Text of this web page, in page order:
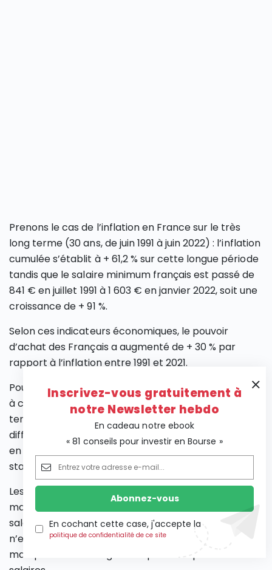
Prenons le cas de l’inflation en France sur le très
long terme (30 ans, de juin 1991 à juin 2022) : l’inflation
cumulée s’établit à + 61,2 % sur cette longue période
tandis que le salaire minimum français est passé de
841 € en juillet 1991 à 1 603 € en janvier 2022, soit une
croissance de + 91 %.
Selon ces indicateurs économiques, le pouvoir
d’achat des Français a augmenté de + 30 % par
rapport à l’inflation entre 1991 et 2021.
Pourtant, dans la réalité, le grand public a tendance
à constater une perte de pouvoir d’achat sur le long
terme, surtout depuis le passage à l’euro. Cette
différence est liée à
l’inflation perçue qui peut être
en décalage sensible avec celle calculée par les
statistiques économiques.
Les gens aiment se plaindre de la hausse des prix
mais ignorent souvent que cela signifie que les
salaires devraient augmenter aussi. La vraie question
n’est pas de savoir si oui ou non l’inflation augmente
mais plutôt si elle augmente plus vite que les
Inscrivez-vous gratuitement à
notre Newsletter hebdo
En cadeau notre ebook
« 81 conseils pour investir en Bourse »
En cochant cette case, j'accepte la
politique de confidentialité de ce site